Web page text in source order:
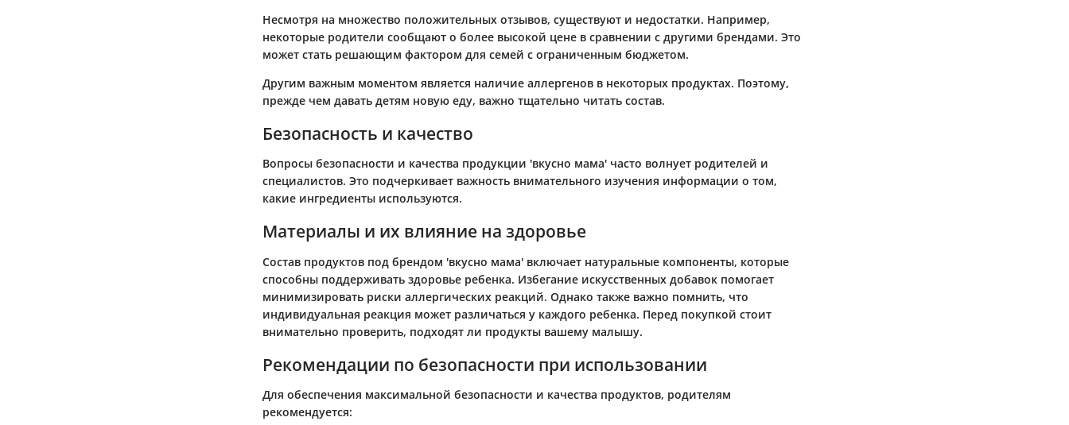
Несмотря на множество положительных отзывов, существуют и недостатки. Например,
некоторые родители сообщают о более высокой цене в сравнении с другими брендами. Это
может стать решающим фактором для семей с ограниченным бюджетом.
Другим важным моментом является наличие аллергенов в некоторых продуктах. Поэтому,
прежде чем давать детям новую еду, важно тщательно читать состав.
Безопасность и качество
Вопросы безопасности и качества продукции 'вкусно мама' часто волнует родителей и
специалистов. Это подчеркивает важность внимательного изучения информации о том,
какие ингредиенты используются.
Материалы и их влияние на здоровье
Состав продуктов под брендом 'вкусно мама' включает натуральные компоненты, которые
способны поддерживать здоровье ребенка. Избегание искусственных добавок помогает
минимизировать риски аллергических реакций. Однако также важно помнить, что
индивидуальная реакция может различаться у каждого ребенка. Перед покупкой стоит
внимательно проверить, подходят ли продукты вашему малышу.
Рекомендации по безопасности при использовании
Для обеспечения максимальной безопасности и качества продуктов, родителям
рекомендуется: